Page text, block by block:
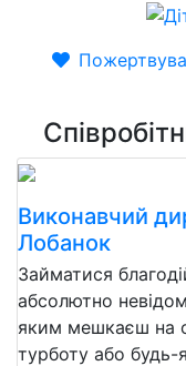
Виконавчий
Лобанок
Займатися
абсолютно
яким мешкаєш на
турботу або будь-